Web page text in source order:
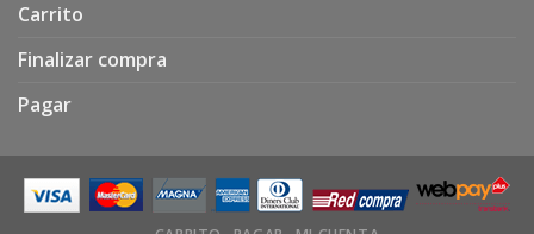
Carrito
Finalizar compra
Pagar